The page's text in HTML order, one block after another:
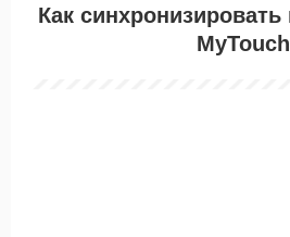
Как
MyTouch